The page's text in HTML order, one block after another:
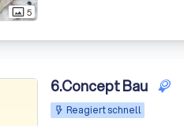
photo_size_select_actual5
6.Concept Bau
Reagiert schnell